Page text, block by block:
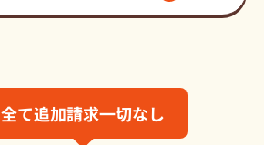
全て追加請求一切なし